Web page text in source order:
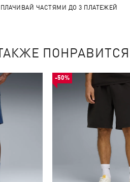
ЧАСТЯМИ ДО 3 ПЛАТЕЖЕЙ
ПОНРАВИТСЯ
-50%